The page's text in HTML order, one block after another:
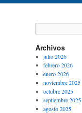
Archivos
julio 2026
febrero 2026
enero 2026
noviembre 2025
octubre 2025
septiembre 2025
agosto 2025